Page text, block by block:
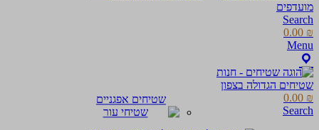
מועדפים
Search
0.00 ₪
Menu
0.00 ₪
Search
שטיחים אפגניים